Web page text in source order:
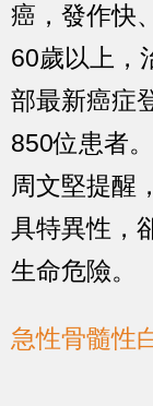
癌，發作快
60歲以上，
部最新癌症
850位患者
周文堅提醒
具特異性，
生命危險。
急性骨髓性